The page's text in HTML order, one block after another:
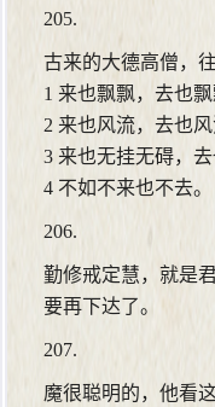
205.
古来的大德高僧，
1 来也飘飘，去也飘
2 来也风流，去也
3 来也无挂无碍，去
4 不如不来也不去。
206.
勤修戒定慧，就是
要再下达了。
207.
魔很聪明的，他看